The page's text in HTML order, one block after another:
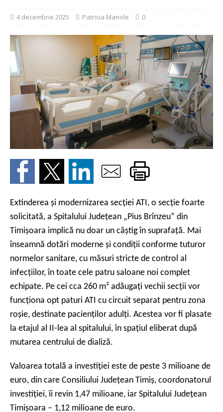
4 decembrie 2025 Patricia Manole 0
Extinderea și modernizarea secției ATI, o secţie foarte
solicitată, a Spitalului Județean „Pius Brînzeu” din
Timișoara implică nu doar un câștig în suprafață. Mai
înseamnă dotări moderne și condiții conforme tuturor
normelor sanitare, cu măsuri stricte de control al
infecțiilor, în toate cele patru saloane noi complet
echipate. Pe cei cca 260 m² adăugați vechii secții vor
funcționa opt paturi ATI cu circuit separat pentru zona
roșie, destinate pacienților adulți. Acestea vor fi plasate
la etajul al II-lea al spitalului, în spațiul eliberat după
mutarea centrului de dializă.
Valoarea totală a investiţiei este de peste 3 milioane de
euro, din care Consiliului Judeţean Timiş, coordonatorul
investiţiei, îi revin 1,47 milioane, iar Spitalului Judeţean
Timişoara – 1,12 milioane de euro.